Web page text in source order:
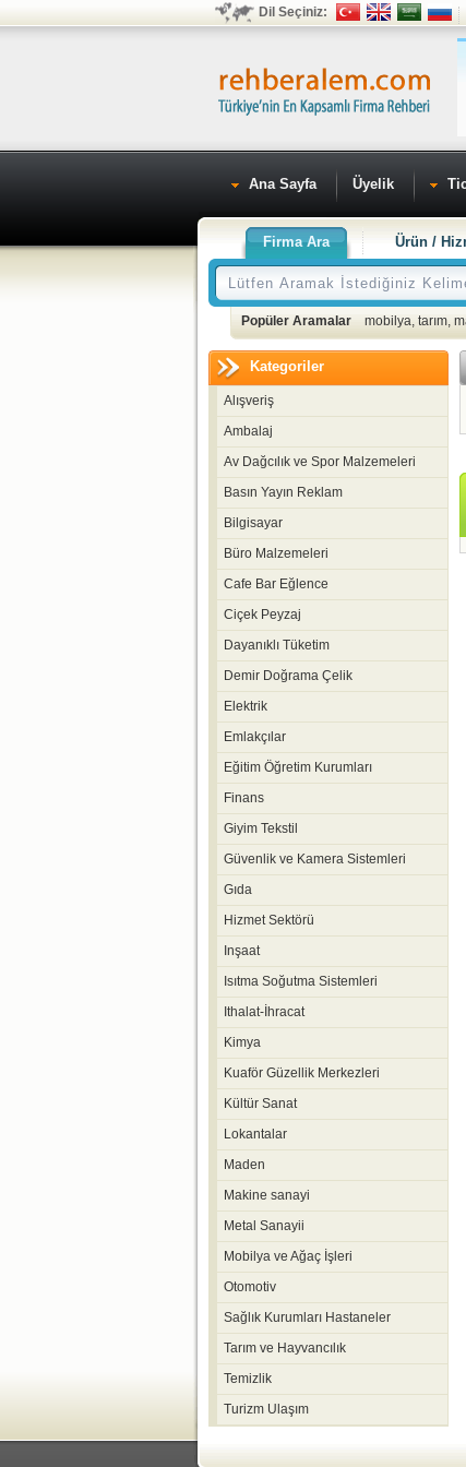
Dil Seçiniz:
Ana Sayfa Üyelik
Firma Ara Ürün /
Popüler Aramalar mobilya, tarım,
Kategoriler
Alışveriş
Ambalaj
Av Dağcılık ve Spor Malzemeleri
Basın Yayın Reklam
Bilgisayar
Büro Malzemeleri
Cafe Bar Eğlence
Ciçek Peyzaj
Dayanıklı Tüketim
Demir Doğrama Çelik
Elektrik
Emlakçılar
Eğitim Öğretim Kurumları
Finans
Giyim Tekstil
Güvenlik ve Kamera Sistemleri
Gıda
Hizmet Sektörü
Inşaat
Isıtma Soğutma Sistemleri
Ithalat-İhracat
Kimya
Kuaför Güzellik Merkezleri
Kültür Sanat
Lokantalar
Maden
Makine sanayi
Metal Sanayii
Mobilya ve Ağaç İşleri
Otomotiv
Sağlık Kurumları Hastaneler
Tarım ve Hayvancılık
Temizlik
Turizm Ulaşım